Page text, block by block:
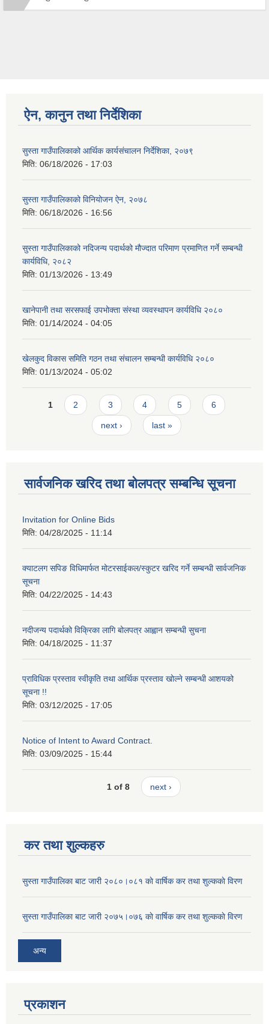
ऐन, कानुन तथा निर्देशिका
सुस्ता गाउँपालिकाको आर्थिक कार्यसंचालन निर्देशिका, २०७९
मिति: 06/18/2026 - 17:03
सुस्ता गाउँपालिकाको विनियोजन ऐन, २०७८
मिति: 06/18/2026 - 16:56
सुस्ता गाउँपालिकाको नदिजन्य पदार्थको मौज्दात परिमाण प्रमाणित गर्ने सम्बन्धी
कार्यविधि, २०८२
मिति: 01/13/2026 - 13:49
खानेपानी तथा सरसफाई उपभोक्ता संस्था व्यवस्थापन कार्यविधि २०८०
मिति: 01/14/2024 - 04:05
खेलकुद विकास समिति गठन तथा संचालन सम्बन्धी कार्यविधि २०८०
मिति: 01/13/2024 - 05:02
Pages
1 2 3 4 5 6
next › last »
सार्वजनिक खरिद तथा बोलपत्र सम्बन्धि सूचना
Invitation for Online Bids
मिति: 04/28/2025 - 11:14
क्याटलग सपिङ विधिमार्फत मोटरसाईकल/स्कुटर खरिद गर्ने सम्बन्धी सार्वजनिक
सूचना
मिति: 04/22/2025 - 14:43
नदीजन्य पदार्थको विक्रिका लागि बोलपत्र आह्वान सम्बन्धी सुचना
मिति: 04/18/2025 - 11:37
प्राविधिक प्रस्ताव स्वीकृति तथा आर्थिक प्रस्ताव खोल्ने सम्बन्धी आशयको
सूचना !!
मिति: 03/12/2025 - 17:05
Notice of Intent to Award Contract.
मिति: 03/09/2025 - 15:44
1 of 8 next ›
कर तथा शुल्कहरु
सुस्ता गाउँपालिका बाट जारी २०८०।०८१ काे वार्षिक कर तथा शुल्ककाे विरण
सुस्ता गाउँपालिका बाट जारी २०७५।०७६ काे वार्षिक कर तथा शुल्ककाे विरण
अन्य
प्रकाशन